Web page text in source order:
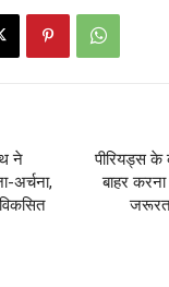
ने
अर्चना,
पीरियड्स के
बाहर
जरूरत